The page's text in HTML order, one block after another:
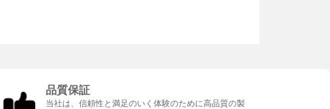
品質保証
当社は、信頼性と満足のいく体験のために高品質の製